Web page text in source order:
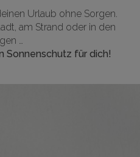
Urlaub ohne Sorgen.
am Strand oder in den
…
Sonnenschutz für dich!